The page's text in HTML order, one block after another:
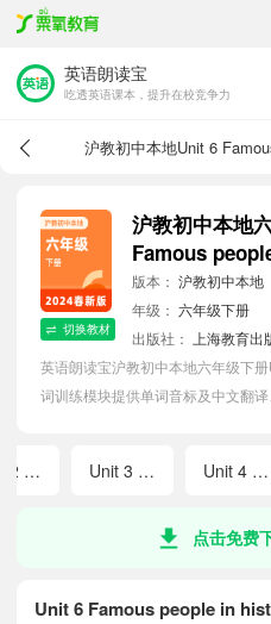
英语朗读宝
吃透英语课本，提升在校竞争力
切换教材
沪教初中本地
Famous
读
版本： 沪教初中本地
年级： 六年级下册
出版社：
上海教育出
英语朗读宝沪教初中本地六年级下
词训练模块提供单词音标及中文翻
Unit 2 Rules around us Unit 3 Festivals across cultures Unit 4 Weather and our lives
点击免费
Unit 6 Famous people in